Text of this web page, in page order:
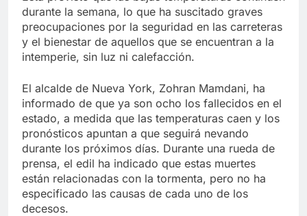
durante la semana, lo que ha suscitado graves
preocupaciones por la seguridad en las carreteras
y el bienestar de aquellos que se encuentran a la
intemperie, sin luz ni calefacción.
El alcalde de Nueva York, Zohran Mamdani, ha
informado de que ya son ocho los fallecidos en el
estado, a medida que las temperaturas caen y los
pronósticos apuntan a que seguirá nevando
durante los próximos días. Durante una rueda de
prensa, el edil ha indicado que estas muertes
están relacionadas con la tormenta, pero no ha
especificado las causas de cada uno de los
decesos.